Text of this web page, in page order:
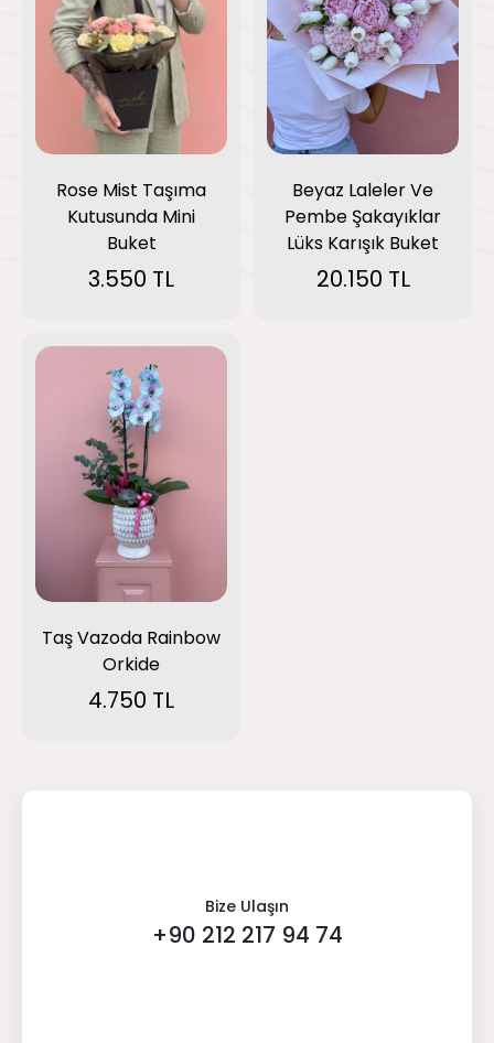
Rose Mist Taşıma
Kutusunda Mini
Buket
3.550 TL
Beyaz Laleler Ve
Pembe Şakayıklar
Lüks Karışık Buket
20.150 TL
Taş Vazoda Rainbow
Orkide
4.750 TL
Bize Ulaşın
+90 212 217 94 74